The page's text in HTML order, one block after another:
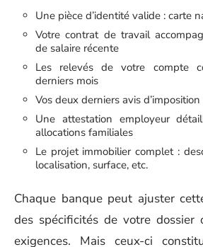
Une pièce d’identité valide : carte
Votre contrat de travail
de salaire récente
Les relevés de votre compte
derniers mois
Vos deux derniers avis d’imposition
Une attestation employeur
allocations familiales
Le projet immobilier complet :
localisation, surface, etc.
Chaque banque peut ajuster
des spécificités de votre dossier
exigences. Mais ceux-ci